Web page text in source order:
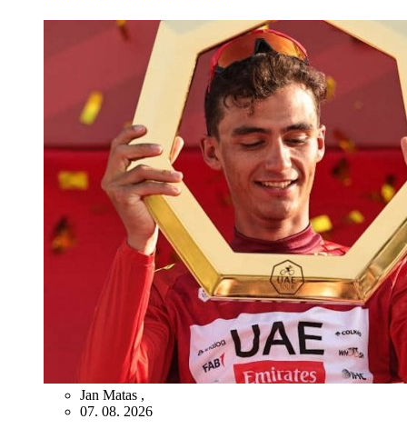
Jan Matas ,
07. 08. 2026